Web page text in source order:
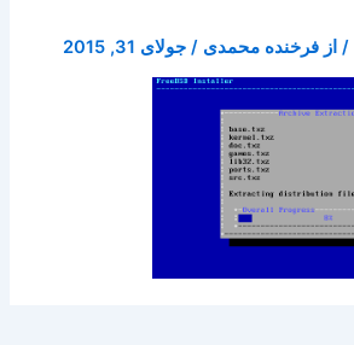
/ از فرخنده محمدی/جولای 31, 2015